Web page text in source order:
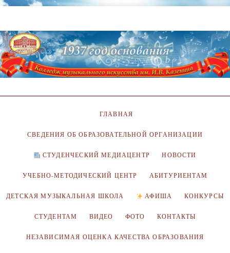
ГЛАВНАЯ
СВЕДЕНИЯ ОБ ОБРАЗОВАТЕЛЬНОЙ ОРГАНИЗАЦИИ
СТУДЕНЧЕСКИЙ МЕДИАЦЕНТР НОВОСТИ
УЧЕБНО-МЕТОДИЧЕСКИЙ ЦЕНТР АБИТУРИЕНТАМ
ДЕТСКАЯ МУЗЫКАЛЬНАЯ ШКОЛА АФИША КОНКУРСЫ
СТУДЕНТАМ ВИДЕО ФОТО КОНТАКТЫ
НЕЗАВИСИМАЯ ОЦЕНКА КАЧЕСТВА ОБРАЗОВАНИЯ